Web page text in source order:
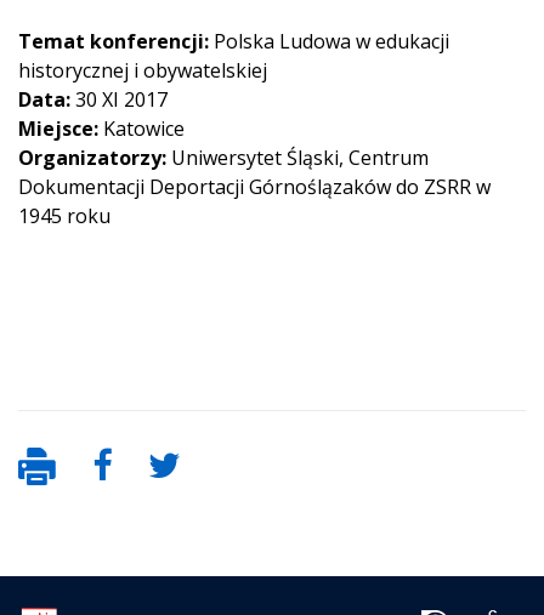
Temat konferencji: Polska Ludowa w edukacji
historycznej i obywatelskiej
Data:30 XI 2017
Miejsce: Katowice
Organizatorzy: Uniwersytet Śląski, Centrum
Dokumentacji Deportacji Górnoślązaków do ZSRR w
1945 roku